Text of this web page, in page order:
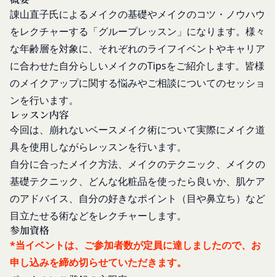
諌山直子氏によるメイクの基礎やメイクのコツ・ノウハウ
をレクチャーする「グループレッスン」になります。様々
な年齢層を対象に、それぞれのライフイベントやキャリア
に合わせた自分らしいメイクのTipsをご紹介します。皆様
のメイクアップに関する悩みやご相談についてのセッショ
ンを行います。
レッスン内容
今回は、崩れないベースメイク術について実際にメイク道
具を使用しながらレッスンを行います。
自分に合ったメイク方法、メイクのテクニック、メイクの
基礎テクニック、どんな化粧品を使ったら良いか、肌ケア
のアドバイス、自分の好きなポイント（目や鼻立ち）など
目立たせる術などをレクチャーします。
参加資格
*当イベントは、ご参加者数が定員に達しましたので、お
申し込みを締め切らせていただきます。
目的の範囲内で利用します。
Cookie（クッキー）について
当社は、お客様にとってより使いやすく、より価値
ある情報を提供するためにCookie(以下「クッキ
ー」といいます。これに類似の技術を含みます。)
を使用することがあります。
クッキーは、ウェブサイトを利用されたときにご利
用のパソコンや携帯端末に一時的にデータを保存さ
せるもので、これを利用することにより当社のサー
バに、当社サイト内におけるお客様の行動履歴(ア
クセスしたURL、コンテンツ、参照順序等)や、年
齢や性別、職業、居住地域、位置情報等個人が特定
できない属性情報(それらの組み合わせによっても
個人が特定できないもの)を取得することがありま
す。
お客様がご自身に関する情報の取得を望まれない場
合は、ブラウザや携帯端末の設定により、クッキー
の受け取りを拒否することも可能です。なお、クッ
提供条件及び当社と会員との権利義務関係を定める
ものです。
当社が、当社ウェブサイト上に本サービスに関する
個別規定や追加規定を掲載する場合、又は第11条
に定める方法により本サービスに関するルール等を
発信する場合、それらは本規約の一部を構成するも
のとし、個別規定、追加規定又はルール等が本規約
と抵触する場合には、当該個別規定、追加規定又は
ルール等が優先されるものとします。
当社は、本規約を変更する必要が生じた場合には、
会員の明示の承諾を得ることなく、本規約を変更す
ることができるものとします。
前項による本規約の変更をするときは、その効力発
生日を定め、かつ、本規約を変更する旨及び変更後
の本規約の内容並びにその効力発生日を、会員に対
し、本規約変更の効力発生日前に、第11条に定め
る方法により通知するものとします。ただし、文言
の修正等、会員に不利益を与えるものではない軽微